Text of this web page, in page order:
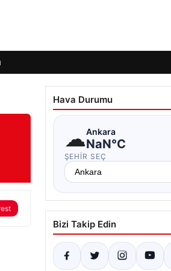
Hava Durumu
☁Ankara
NaN°C
ŞEHIR SEÇ
Bizi Takip Edin